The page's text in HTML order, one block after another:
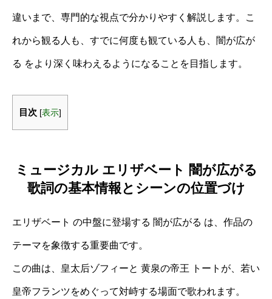
違いまで、専門的な視点で分かりやすく解説します。こ
れから観る人も、すでに何度も観ている人も、闇が広が
る をより深く味わえるようになることを目指します。
目次 [表示]
ミュージカル エリザベート 闇が広がる
歌詞の基本情報とシーンの位置づけ
エリザベート の中盤に登場する 闇が広がる は、作品の
テーマを象徴する重要曲です。
この曲は、皇太后ゾフィーと 黄泉の帝王 トートが、若い
皇帝フランツをめぐって対峙する場面で歌われます。